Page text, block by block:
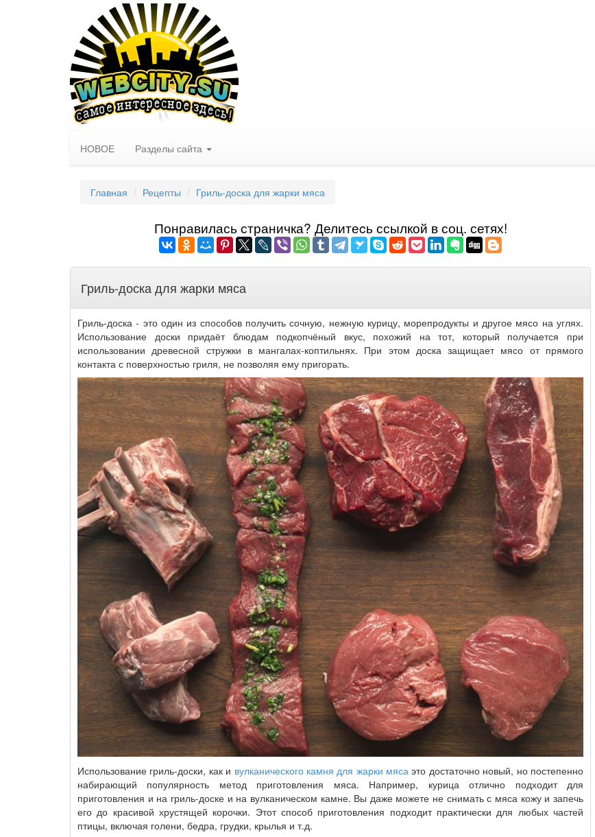
НОВОЕ Разделы сайта
Главная Рецепты Гриль-доска для жарки мяса
Понравилась страничка? Делитеcь ссылкой в соц. сетях!
Гриль-доска для жарки мяса
Гриль-доска - это один из способов получить сочную, нежную курицу, морепродукты и другое мясо на углях.
Использование доски придаёт блюдам подкопчёный вкус, похожий на тот, который получается при
использовании древесной стружки в мангалах-коптильнях. При этом доска защищает мясо от прямого
контакта с поверхностью гриля, не позволяя ему пригорать.
Использование гриль-доски, как и вулканического камня для жарки мяса это достаточно новый, но постепенно
набирающий популярность метод приготовления мяса. Например, курица отлично подходит для
приготовления и на гриль-доске и на вулканическом камне. Вы даже можете не снимать с мяса кожу и запечь
его до красивой хрустящей корочки. Этот способ приготовления подходит практически для любых частей
птицы, включая голени, бедра, грудки, крылья и т.д.